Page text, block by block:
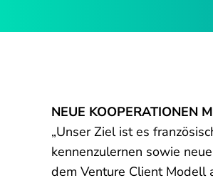
NEUE KOOPERATIONEN
„Unser Ziel ist es
kennenzulernen sowie
dem Venture Client Modell